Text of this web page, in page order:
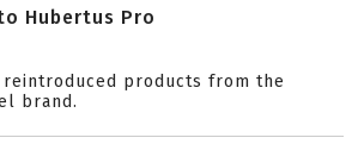
Hubertus Pro
reintroduced products from the
brand.